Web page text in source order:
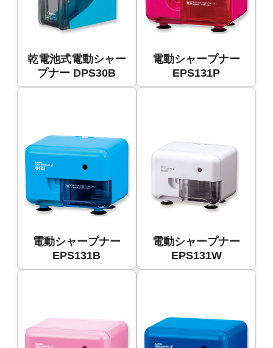
乾電池式電動シャー
プナー DPS30B
電動シャープナー
EPS131P
電動シャープナー
EPS131B
電動シャープナー
EPS131W